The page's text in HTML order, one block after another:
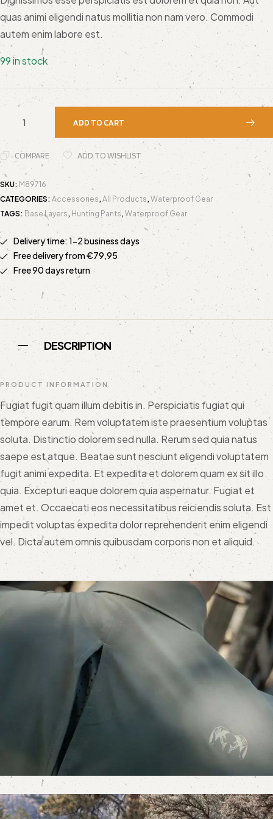
out of 5
based
on
custom
er
ratings
quas animi eligendi natus mollitia non nam vero. Commodi
autem enim labore est.
99 in stock
ADD TO CART
COMPARE ADD TO WISHLIST
SKU: M89716
CATEGORIES: Accessories,All Products,Waterproof Gear
TAGS: Base Layers, Hunting Pants,Waterproof Gear
Delivery time: 1-2 business days
Free delivery from €79,95
Free 90 days return
DESCRIPTION
PRODUCT INFORMATION
Fugiat fugit quam illum debitis in. Perspiciatis fugiat qui
tempore earum. Rem voluptatem iste praesentium voluptas
soluta. Distinctio dolorem sed nulla. Rerum sed quia natus
saepe est atque. Beatae sunt nesciunt eligendi voluptatem
fugit animi expedita. Et expedita et dolorem quam ex sit illo
quia. Excepturi eaque dolorem quia aspernatur. Fugiat et
amet et. Occaecati eos necessitatibus reiciendis soluta. Est
impedit voluptas expedita dolor reprehenderit enim eligendi
vel. Dicta autem omnis quibusdam corporis non et aliquid.